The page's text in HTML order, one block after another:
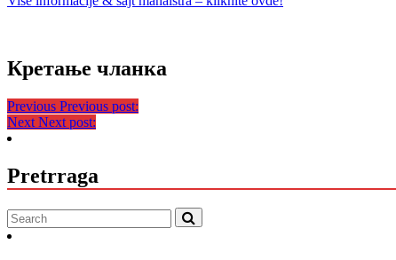
Кретање чланка
Previous Previous post:
Next Next post:
Pretrraga